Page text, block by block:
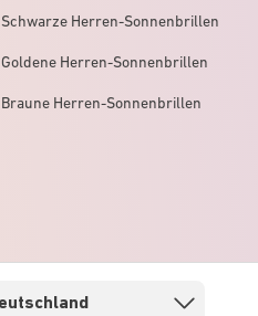
Schwarze Herren-Sonnenbrillen
Goldene Herren-Sonnenbrillen
Braune Herren-Sonnenbrillen